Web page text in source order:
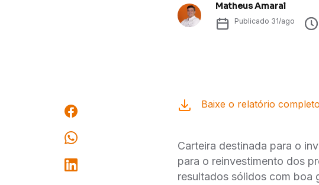
Matheus Amaral
Publicado 31/ago
Baixe o relatório
Carteira destinada para o
para o reinvestimento dos
resultados sólidos com boa